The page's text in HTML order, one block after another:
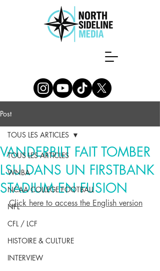
Post
TOUS LES ARTICLES
WNBA
NCAA COLLEGE FOOTBALL
NFL
CFL / LCF
HISTOIRE & CULTURE
INTERVIEW
TOUS LES ARTICLES
VANDERBILT FAIT TOMBER
LSU DANS UN FIRSTBANK
STADIUM EN FUSION
Click here to access the English version